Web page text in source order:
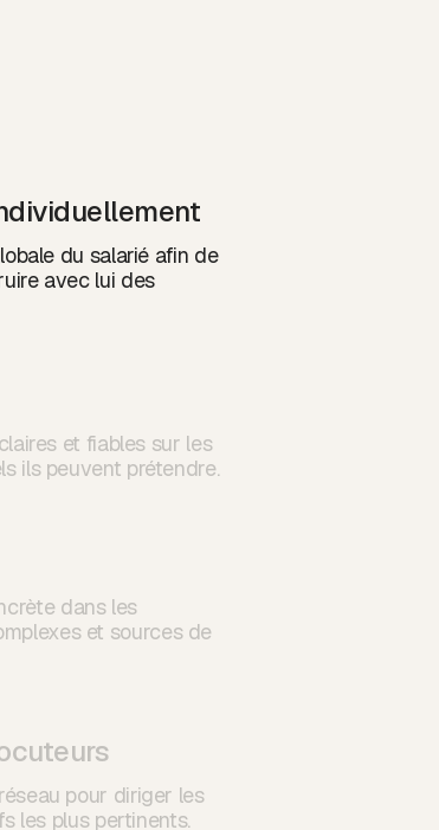
du salarié afin de
avec lui des
et fiables sur les
ils peuvent prétendre.
dans les
et sources de
pour diriger les
les plus pertinents.